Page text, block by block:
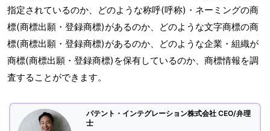
指定されているのか、どのような称呼(呼称)・ネーミングの商
標(商標出願・登録商標)があるのか、どのような文字商標の商
標(商標出願・登録商標)があるのか、どのような企業・組織が
商標(商標出願・登録商標)を保有しているのか、商標情報を調
査することができます。
パテント・インテグレーション株式会社 CEO/弁理
士